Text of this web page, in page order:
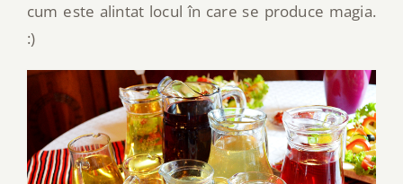
cum este alintat locul în care se produce magia.
:)